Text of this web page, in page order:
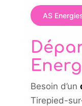
AS
Besoin d’un
Tirepied-